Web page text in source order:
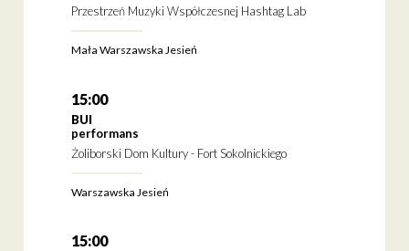
Przestrzeń Muzyki Współczesnej Hashtag Lab
Mała Warszawska Jesień
15:00
BUI
performans
Żoliborski Dom Kultury - Fort Sokolnickiego
Warszawska Jesień
15:00